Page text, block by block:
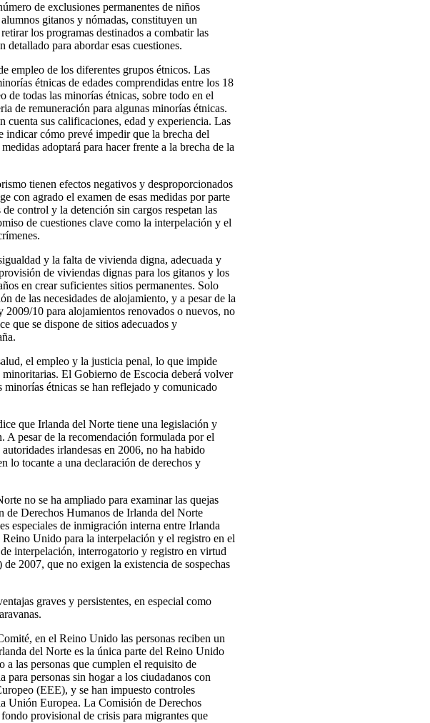
de exclusiones permanentes de niños
gitanos y nómadas, constituyen un
los programas destinados a combatir las
para abordar esas cuestiones.
empleo de los diferentes grupos étnicos. Las
étnicas de edades comprendidas entre los 18
de todas las minorías étnicas, sobre todo en el
de remuneración para algunas minorías étnicas.
cuenta sus calificaciones, edad y experiencia. Las
indicar cómo prevé impedir que la brecha del
adoptará para hacer frente a la brecha de la
tienen efectos negativos y desproporcionados
con agrado el examen de esas medidas por parte
control y la detención sin cargos respetan las
de cuestiones clave como la interpelación y el
y la falta de vivienda digna, adecuada y
de viviendas dignas para los gitanos y los
en crear suficientes sitios permanentes. Solo
de las necesidades de alojamiento, y a pesar de la
10 para alojamientos renovados o nuevos, no
que se dispone de sitios adecuados y
el empleo y la justicia penal, lo que impide
El Gobierno de Escocia deberá volver
minorías étnicas se han reflejado y comunicado
que Irlanda del Norte tiene una legislación y
A pesar de la recomendación formulada por el
irlandesas en 2006, no ha habido
lo tocante a una declaración de derechos y
no se ha ampliado para examinar las quejas
Derechos Humanos de Irlanda del Norte
especiales de inmigración interna entre Irlanda
Unido para la interpelación y el registro en el
interpelación, interrogatorio y registro en virtud
2007, que no exigen la existencia de sospechas
graves y persistentes, en especial como
en el Reino Unido las personas reciben un
del Norte es la única parte del Reino Unido
las personas que cumplen el requisito de
para personas sin hogar a los ciudadanos con
(EEE), y se han impuesto controles
Unión Europea. La Comisión de Derechos
provisional de crisis para migrantes que